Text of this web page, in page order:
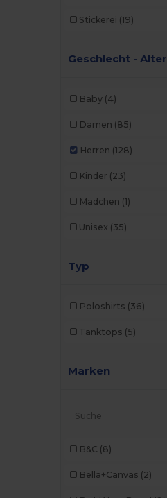
Stickerei (19)
Geschlecht - Alter
Baby (4)
Damen (85)
Herren (128)
Kinder (23)
Mädchen (1)
Unisex (35)
Typ
Poloshirts (36)
Tanktops (5)
Marken
B&C (8)
Bella+Canvas (2)